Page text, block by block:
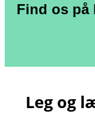
Find os på
Leg og